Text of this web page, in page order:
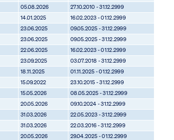
05.08.2026
27.10.2010 - 31.12.2999
14.01.2025
16.02.2023 - 01.12.2999
23.06.2025
09.05.2025 - 31.12.2999
23.06.2025
09.05.2025 - 31.12.2999
22.06.2025
16.02.2023 - 01.12.2999
23.09.2025
03.07.2018 - 31.12.2999
18.11.2025
01.11.2025 - 01.12.2999
15.09.2022
23.10.2015 - 31.12.2999
15.05.2026
08.05.2025 - 31.12.2999
20.05.2026
09.10.2024 - 31.12.2999
31.03.2026
22.05.2023 - 31.12.2999
31.03.2026
22.03.2016 - 31.12.2999
20.05.2026
29.04.2025 - 01.12.2999